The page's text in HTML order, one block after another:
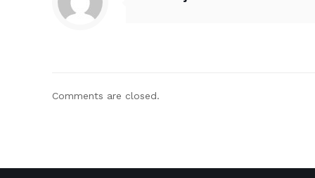
Comments are closed.